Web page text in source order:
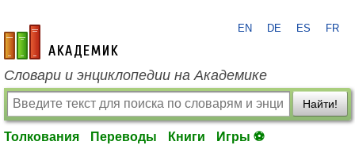
academic.ru
EN DE ES FR
Словари и энциклопедии на Академике
Найти!
Толкования Переводы Книги Игры ⚽